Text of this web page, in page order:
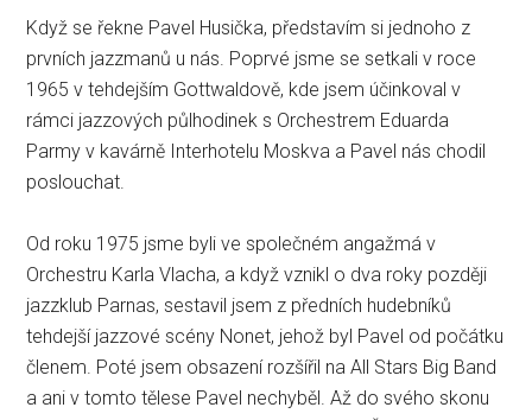
Když se řekne Pavel Husička, představím si jednoho z
prvních jazzmanů u nás. Poprvé jsme se setkali v roce
1965 v tehdejším Gottwaldově, kde jsem účinkoval v
rámci jazzových půlhodinek s Orchestrem Eduarda
Parmy v kavárně Interhotelu Moskva a Pavel nás chodil
poslouchat.
Od roku 1975 jsme byli ve společném angažmá v
Orchestru Karla Vlacha, a když vznikl o dva roky později
jazzklub Parnas, sestavil jsem z předních hudebníků
tehdejší jazzové scény Nonet, jehož byl Pavel od počátku
členem. Poté jsem obsazení rozšířil na All Stars Big Band
a ani v tomto tělese Pavel nechyběl. Až do svého skonu